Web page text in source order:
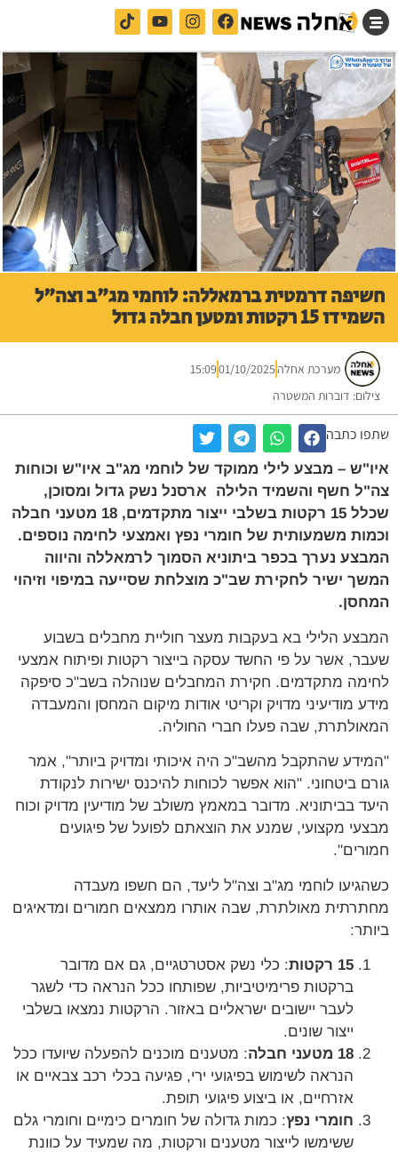
חשיפה דרמטית ברמאללה: לוחמי מג"ב וצה"ל
השמידו 15 רקטות ומטען חבלה גדול
מערכת אחלה01/10/2025
15:09
צילום: דוברות המשטרה
שתפו כתבה
איו"ש – מבצע לילי ממוקד של לוחמי מג"ב איו"ש וכוחות
צה"ל חשף והשמיד הלילה ארסנל נשק גדול ומסוכן,
שכלל 15 רקטות בשלבי ייצור מתקדמים, 18 מטעני חבלה
וכמות משמעותית של חומרי נפץ ואמצעי לחימה נוספים.
המבצע נערך בכפר ביתוניא הסמוך לרמאללה והיווה
המשך ישיר לחקירת שב"כ מוצלחת שסייעה במיפוי וזיהוי
המחסן.
המבצע הלילי בא בעקבות מעצר חוליית מחבלים בשבוע
שעבר, אשר על פי החשד עסקה בייצור רקטות ופיתוח אמצעי
לחימה מתקדמים. חקירת המחבלים שנוהלה בשב"כ סיפקה
מידע מודיעיני מדויק וקריטי אודות מיקום המחסן והמעבדה
המאולתרת, שבה פעלו חברי החוליה.
"המידע שהתקבל מהשב"כ היה איכותי ומדויק ביותר", אמר
גורם ביטחוני. "הוא אפשר לכוחות להיכנס ישירות לנקודת
היעד בביתוניא. מדובר במאמץ משולב של מודיעין מדויק וכוח
מבצעי מקצועי, שמנע את הוצאתם לפועל של פיגועים
חמורים".
כשהגיעו לוחמי מג"ב וצה"ל ליעד, הם חשפו מעבדה
מחתרתית מאולתרת, שבה אותרו ממצאים חמורים ומדאיגים
ביותר:
15 רקטות
: כלי נשק אסטרטגיים, גם אם מדובר
ברקטות פרימיטיביות, שפותחו ככל הנראה כדי לשגר
לעבר יישובים ישראליים באזור. הרקטות נמצאו בשלבי
ייצור שונים.
18 מטעני חבלה
: מטענים מוכנים להפעלה שיועדו ככל
הנראה לשימוש בפיגועי ירי, פגיעה בכלי רכב צבאיים או
אזרחיים, או ביצוע פיגועי תופת.
חומרי נפץ: כמות גדולה של חומרים כימיים וחומרי גלם
ששימשו לייצור מטענים ורקטות, מה שמעיד על כוונת